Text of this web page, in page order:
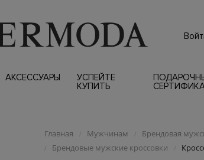
АКСЕССУАРЫ
УСПЕЙТЕ
КУПИТЬ
Главная / Мужчинам / Брендовая
/ Брендовые мужские кроссовки /